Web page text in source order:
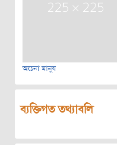
অচেনা মানুষ
ব্যক্তিগত তথ্যাবলি